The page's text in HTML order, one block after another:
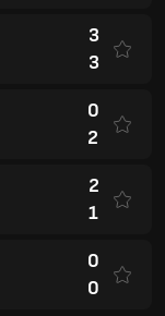
3
3
0
2
2
1
0
0